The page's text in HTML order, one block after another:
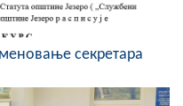
секретара